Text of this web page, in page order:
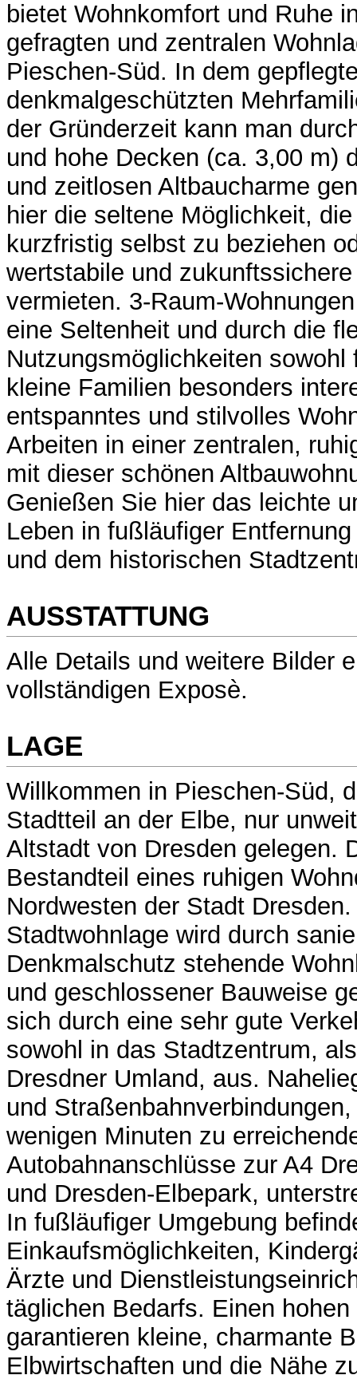
bietet Wohnkomfort und Ruhe
gefragten und zentralen
Pieschen-Süd. In dem
denkmalgeschützten
der Gründerzeit kann man
und hohe Decken (ca. 3,00 m)
und zeitlosen Altbaucharme
hier die seltene Möglichkeit,
kurzfristig selbst zu beziehen
wertstabile und
vermieten. 3-Raum-
eine Seltenheit und durch die
Nutzungsmöglichkeiten sowohl
kleine Familien besonders
entspanntes und stilvolles
Arbeiten in einer zentralen,
mit dieser schönen
Genießen Sie hier das leichte
Leben in fußläufiger
und dem historischen
AUSSTATTUNG
Alle Details und weitere Bilder
vollständigen Exposè.
LAGE
Willkommen in Pieschen-Süd,
Stadtteil an der Elbe, nur
Altstadt von Dresden gelegen.
Bestandteil eines ruhigen
Nordwesten der Stadt
Stadtwohnlage wird durch
Denkmalschutz stehende
und geschlossener Bauweise
sich durch eine sehr gute
sowohl in das Stadtzentrum,
Dresdner Umland, aus.
und
wenigen Minuten zu
Autobahnanschlüsse zur A4
und Dresden-Elbepark,
In fußläufiger Umgebung
Einkaufsmöglichkeiten,
Ärzte und
täglichen Bedarfs. Einen
garantieren kleine, charmante
Elbwirtschaften und die Nähe